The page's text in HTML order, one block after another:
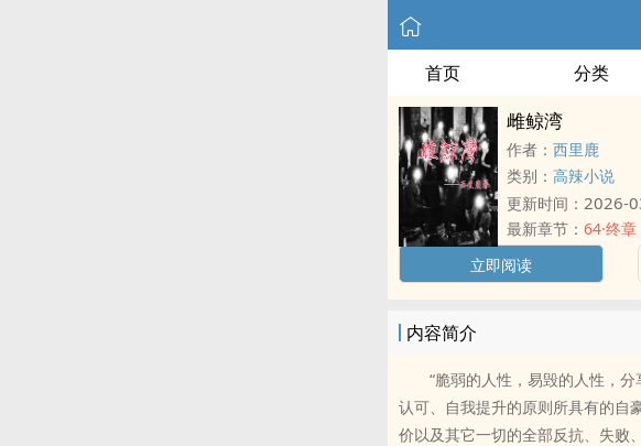
首页 分类
雌鲸湾
作者： 西里鹿
类别： 高辣小说
更新时间： 2026-
最新章节： 64·终章
立即阅读
内容简介
“脆弱的人性，易毁的人性，分
认可、自我提升的原则所具有的自
价以及其它一切的全部反抗、失败